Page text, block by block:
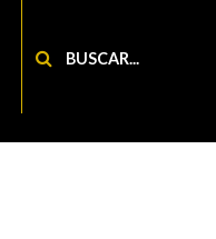
Buscar